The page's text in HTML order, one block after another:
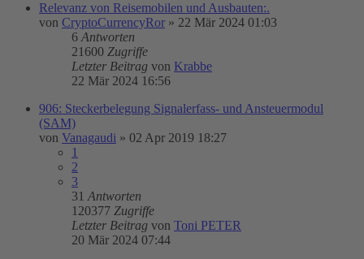
Relevanz von Reisemobilen und Ausbauten:.
von CryptoCurrencyRor » 22 Mär 2024 01:03
6 Antworten
21600 Zugriffe
Letzter Beitrag von Krabbe
22 Mär 2024 16:56
906: Steckerbelegung Signalerfass- und Ansteuermodul
(SAM)
von Vanagaudi » 02 Apr 2019 18:27
1
2
3
31 Antworten
120377 Zugriffe
Letzter Beitrag von Toni PETER
20 Mär 2024 07:44